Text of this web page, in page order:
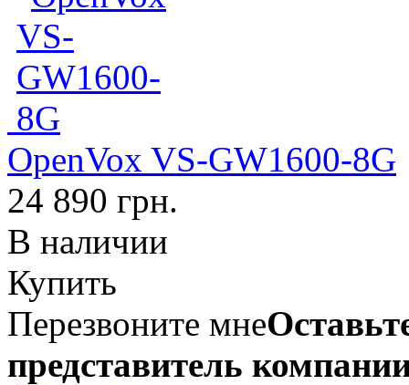
OpenVox VS-GW1600-8G
24 890 грн.
В наличии
Купить
Перезвоните мне
представитель